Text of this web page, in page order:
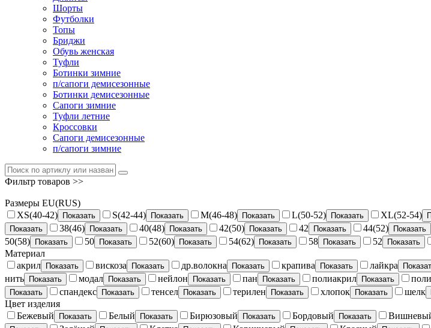
Шорты
Футболки
Топы
Бриджи
Обувь женская
Туфли
Ботинки зимние
п/сапоги демисезонные
Ботинки демисезонные
Сапоги зимние
Туфли летние
Кроссовки
Сапоги демисезонные
п/сапоги зимние
Фильтр товаров >>
Размеры EU(RUS)
XS(40-42)
Показать S(42-44) Показать M(46-48) Показать L(50-52) Показать XL(52-54)
Показать 38(46) Показать 40(48) Показать 42(50) Показать 42 Показать 44(52) Показать
50(58) Показать 50 Показать 52(60) Показать 54(62) Показать 58 Показать 52 Показать
Материал
акрил
Показать вискоза Показать др.волокна Показать крапива Показать лайкра
нить
Показать модал Показать нейлон Показать пан Показать полиакрил Показать
Показать спандекс Показать тенсел Показать терилен Показать хлопок Показать шелк
Цвет изделия
Бежевый
Показать Белый Показать Бирюзовый Показать Бордовый Показать